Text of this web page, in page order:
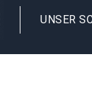
UNSER